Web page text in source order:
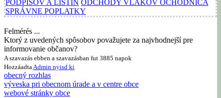
PODPISOV A LISTÍN ODCHODY VLAKOV OCHODNICA
SPRÁVNE POPLATKY
Felmérés ...
Ktorý z uvedených spôsobov považujete za najvhodnejší pre
informovanie občanov?
A szavazás ebben a szavazásban fut 3885 napok
Hozzáadta Admin nyisd ki
obecný rozhlas
výveska pri obecnom úrade a v centre obce
webové stránky obce